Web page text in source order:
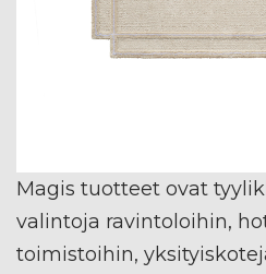
Magis tuotteet ovat
valintoja ravintoloihin,
toimistoihin,